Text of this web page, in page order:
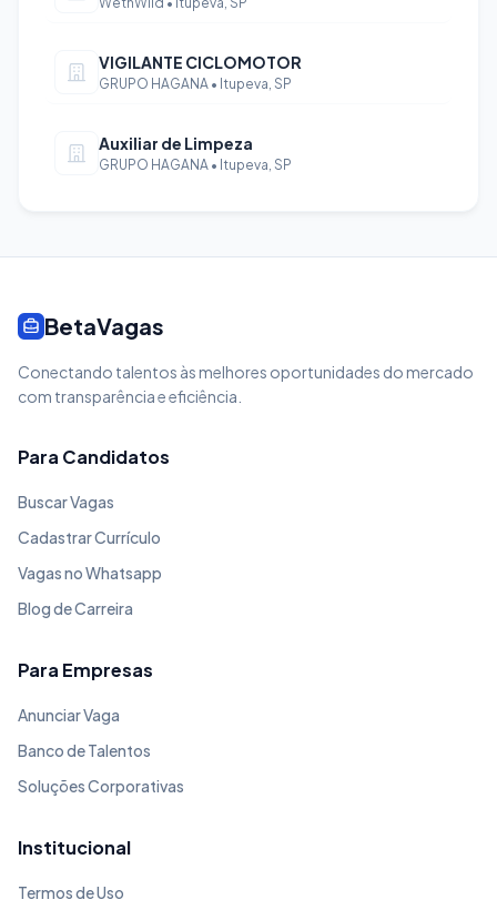
VIGILANTE CICLOMOTOR
GRUPO HAGANA • Itupeva, SP
Auxiliar de Limpeza
GRUPO HAGANA • Itupeva, SP
BetaVagas
Conectando talentos às melhores oportunidades do mercado
com transparência e eficiência.
Para Candidatos
Buscar Vagas
Cadastrar Currículo
Vagas no Whatsapp
Blog de Carreira
Para Empresas
Anunciar Vaga
Banco de Talentos
Soluções Corporativas
Institucional
Termos de Uso